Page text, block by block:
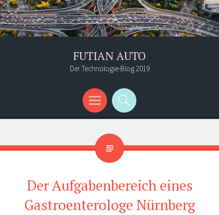
FUTIAN AUTO
Der Technologie-Blog 2019
Menü
Suchen
Der Aufgabenbereich eines
Gastroenterologe Nürnberg